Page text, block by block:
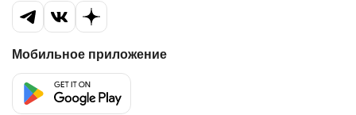
Мобильное приложение